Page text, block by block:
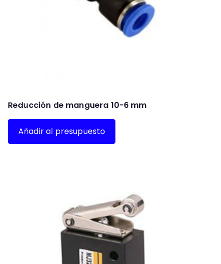
Reducción de manguera 10-6 mm
Añadir al presupuesto